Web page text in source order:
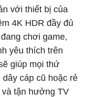
với thiết bị của
4K HDR đầy đủ
chơi game,
yêu thích trên
giúp mọi thứ
cáp cũ hoặc rẻ
tận hưởng TV